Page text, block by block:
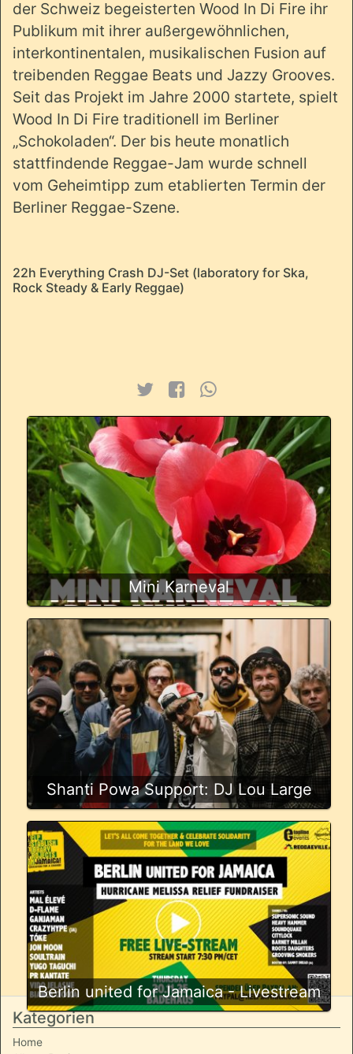
der Schweiz begeisterten Wood In Di Fire ihr
Publikum mit ihrer außergewöhnlichen,
interkontinentalen, musikalischen Fusion auf
treibenden Reggae Beats und Jazzy Grooves.
Seit das Projekt im Jahre 2000 startete, spielt
Wood In Di Fire traditionell im Berliner
„Schokoladen“. Der bis heute monatlich
stattfindende Reggae-Jam wurde schnell
vom Geheimtipp zum etablierten Termin der
Berliner Reggae-Szene.
22h Everything Crash DJ-Set (laboratory for Ska,
Rock Steady & Early Reggae)
Mini Karneval
Shanti Powa Support: DJ Lou Large
Berlin united for Jamaica - Livestream
Kategorien
Home